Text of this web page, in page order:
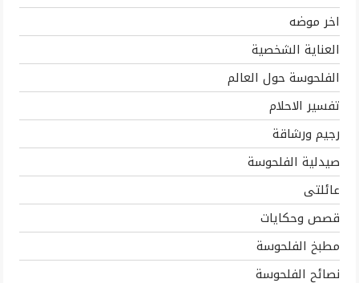
مغلقة
اخر موضه
العناية الشخصية
الفلحوسة حول العالم
تفسير الاحلام
رجيم ورشاقة
صيدلية الفلحوسة
عائلتى
قصص وحكايات
مطبخ الفلحوسة
نصائح الفلحوسة